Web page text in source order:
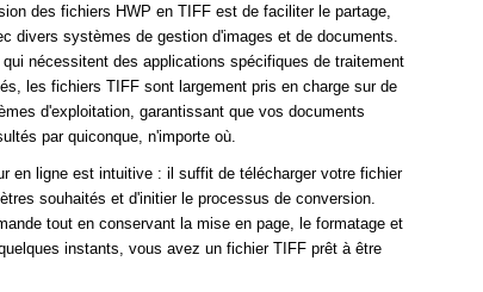
des fichiers HWP en TIFF est de faciliter le partage,
divers systèmes de gestion d'images et de documents.
nécessitent des applications spécifiques de traitement
les fichiers TIFF sont largement pris en charge sur de
d'exploitation, garantissant que vos documents
par quiconque, n'importe où.
en ligne est intuitive : il suffit de télécharger votre fichier
souhaités et d'initier le processus de conversion.
tout en conservant la mise en page, le formatage et
instants, vous avez un fichier TIFF prêt à être